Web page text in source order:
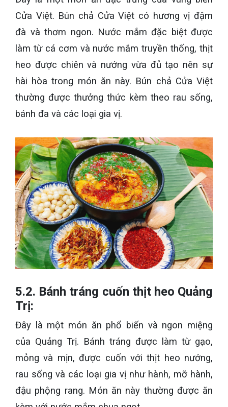
Cửa Việt. Bún chả Cửa Việt có hương vị đậm
đà và thơm ngon. Nước mắm đặc biệt được
làm từ cá cơm và nước mắm truyền thống, thịt
heo được chiên và nướng vừa đủ tạo nên sự
hài hòa trong món ăn này. Bún chả Cửa Việt
thường được thưởng thức kèm theo rau sống,
bánh đa và các loại gia vị.
5.2. Bánh tráng cuốn thịt heo Quảng
Trị:
Đây là một món ăn phổ biến và ngon miệng
của Quảng Trị. Bánh tráng được làm từ gạo,
mỏng và mịn, được cuốn với thịt heo nướng,
rau sống và các loại gia vị như hành, mỡ hành,
đậu phộng rang. Món ăn này thường được ăn